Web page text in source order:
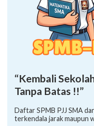
“Kembali
Tanpa Batas !!”
Daftar SPMB PJJ SMA
terkendala jarak maupun